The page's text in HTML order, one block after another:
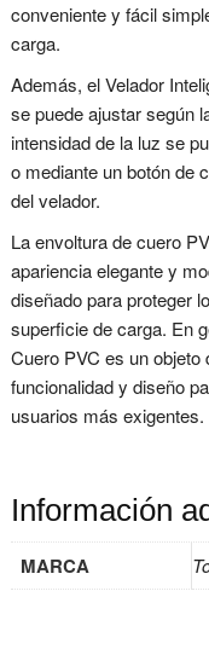
conveniente y fácil
carga.
Además, el Velador
se puede ajustar según
intensidad de la luz se
o mediante un botón de
del velador.
La envoltura de cuero
apariencia elegante y
diseñado para proteger
superficie de carga. En
Cuero PVC es un
funcionalidad y diseño
usuarios más exigentes.
Información
MARCA